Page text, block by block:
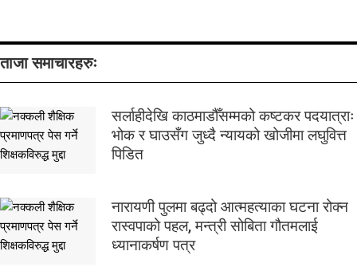
ताजा समाचारहरुः
सर्लाहीदेखि काठमाडौँसम्मको कष्टकर पदयात्राः
भोक र घाउसँग जुध्दै न्यायको खोजीमा लघुवित्त
पिडित
नारायणी पुलमा बढ्दो आत्महत्याका घटना रोक्न
रास्वपाको पहल, मन्त्री सोबिता गौतमलाई
ध्यानाकर्षण पत्र